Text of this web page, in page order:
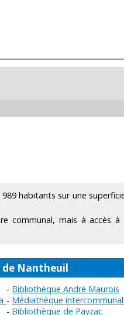
habitants sur une
communal, mais à accès à
de Nantheuil
Bibliothèque André Maurois
Rivière
Médiathèque
Bibliothèque de Payzac